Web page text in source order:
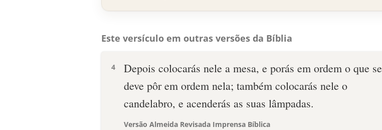
Este versículo em outras versões da Bíblia
4
Depois colocarás nele a mesa, e porás em ordem o que se
deve pôr em ordem nela; também colocarás nele o
candelabro, e acenderás as suas lâmpadas.
Versão Almeida Revisada Imprensa Bíblica